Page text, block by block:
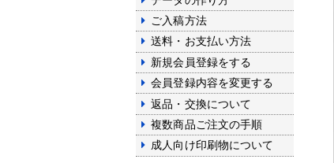
ご入稿方法
送料・お支払い方法
新規会員登録をする
会員登録内容を変更する
返品・交換について
複数商品ご注文の手順
成人向け印刷物について